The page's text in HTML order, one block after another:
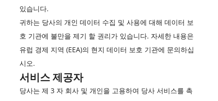
있습니다.
귀하는 당사의 개인 데이터 수집 및 사용에 대해 데이터 보
호 기관에 불만을 제기 할 권리가 있습니다. 자세한 내용은
유럽 경제 지역 (EEA)의 현지 데이터 보호 기관에 문의하십
시오.
서비스 제공자
당사는 제 3 자 회사 및 개인을 고용하여 당사 서비스를 촉